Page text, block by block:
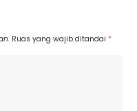
Ruas yang wajib ditandai *